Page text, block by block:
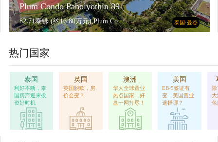
Plum Condo Paholyothin 89
82.71泰铢 (约16.80万元),Plum Condo Paholyothin 891室1厅 泰国·曼谷
热门国家
泰国
利好不断，泰
国房产迎来投
资好时机
英国
英国脱欧，房
价会变？
澳洲
华人全球置业
热点国家，好
盘一网打尽！
美国
EB-5签证有
变，美国置业
选择哪？
大
色